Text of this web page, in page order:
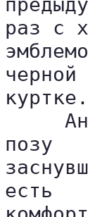
раз с
черной
куртке.
позу
есть